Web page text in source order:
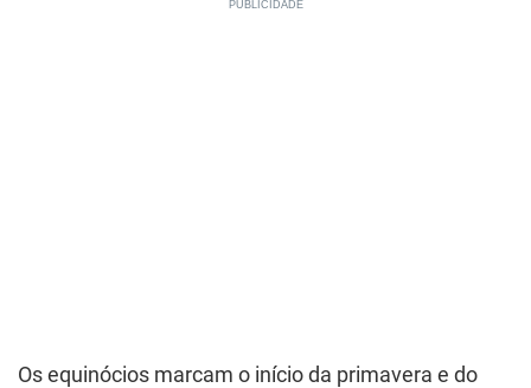
Os equinócios marcam o início da primavera e do